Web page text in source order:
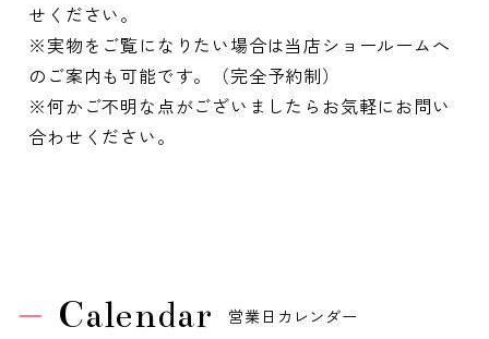
せください。
※実物をご覧になりたい場合は当店ショールームへ
のご案内も可能です。（完全予約制）
※何かご不明な点がございましたらお気軽にお問い
合わせください。
Calendar 営業日カレンダー